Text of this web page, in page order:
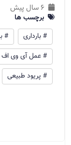
6 سال پیش
برچسب ها
# بارداری
#
# عمل آی وی اف
# پریود طبیعی